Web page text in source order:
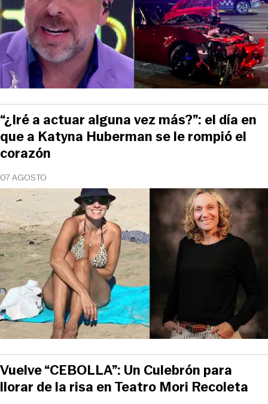
07 AGOSTO
“¿Iré a actuar alguna vez más?”: el día en
que a Katyna Huberman se le rompió el
corazón
Vuelve “CEBOLLA”: Un Culebrón para
llorar de la risa en Teatro Mori Recoleta